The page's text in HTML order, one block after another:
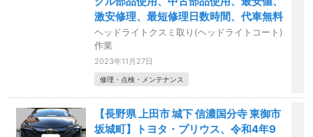
激安修理、最短修理日数時間、代車無料
ヘッドライトクスミ取り(ヘッドライトコート)
作業
2023年11月27日
修理・点検・メンテナンス
【長野県 上田市 城下 信濃国分寺 東御市
坂城町】トヨタ・プリウス、令和4年9